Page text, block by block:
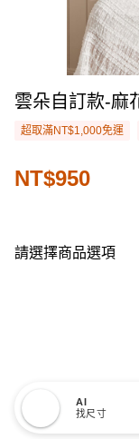
雲朵自訂款-麻
超取滿NT$1,000免運
NT$950
請選擇商品選項
AI
找尺寸